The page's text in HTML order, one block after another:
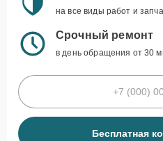
на все виды работ и
Срочный ремонт
в день обращения от 30
Бесплатная